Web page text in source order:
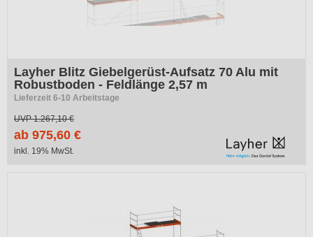
Layher Blitz Giebelgerüst-Aufsatz 70 Alu mit
Robustboden - Feldlänge 2,57 m
Lieferzeit 6-10 Arbeitstage
UVP1.267,10 €
ab 975,60 €
inkl. 19% MwSt.